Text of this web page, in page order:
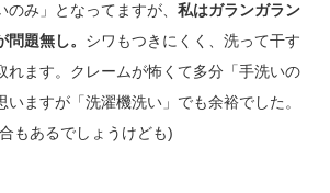
み」となってますが、 私はガランガラン
題無し。 シワもつきにくく、洗って干す
れます。クレームが怖くて多分「手洗いの
ますが「洗濯機洗い」でも余裕でした。
もあるでしょうけども)